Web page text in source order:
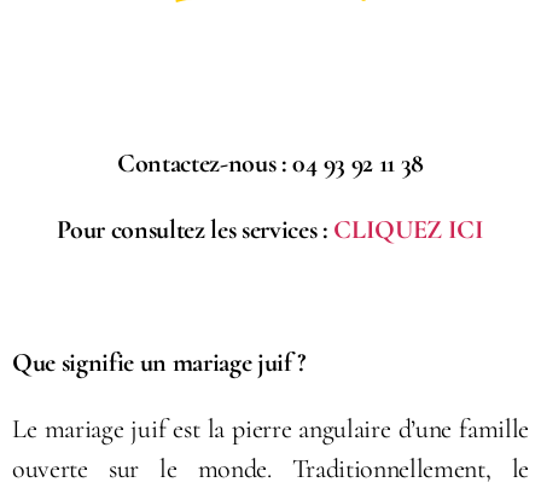
Contactez-nous : 04 93 92 11 38
Pour consultez les services : CLIQUEZ ICI
Que signifie un mariage juif ?
Le mariage juif est la pierre angulaire d’une famille
ouverte sur le monde. Traditionnellement, le